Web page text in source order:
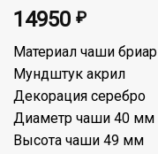
14950 ₽
Материал чаши бриар
Мундштук акрил
Декорация серебро
Диаметр чаши 40 мм
Высота чаши 49 мм